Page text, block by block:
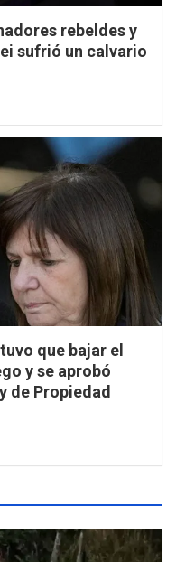
rebeldes y
sufrió un calvario
que bajar el
y se aprobó
de Propiedad